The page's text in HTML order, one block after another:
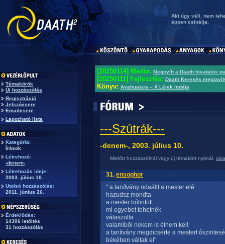
Aki úgy véli, nem
éppen csinálja.
Témakörök
Új hozzászólás
Regisztráció
Jelszócsere
Emailcsere
Lapozható lista
Kategória:
Írások
Létrehozó:
-denem-
Létrehozás ideje:
2003. július 10.
Utolsó hozzászólás:
2011. június 26.
Érdeklődés:
14306 letöltés
31 hozzászólás
[20250114] Média: Megnyílt a Daath hivatalos
[20250111] Fejlesztés: Daath Keresés
Könyv: Ayahuasca – A Lélek Indája
---Szútrák---
-denem-, 2003. július 10.
Mielőtt hozzászólnál vagy új témakört nyitnál,
31. ensophor
" a tanítvány odaállt a mester elé
hazudsz mondta
a mester bólintott
mi egyebet tehetnék
válaszolta
valamiből nekem is élnem kell
a tanítvány megdicsérte a mestert
békében váltak el"